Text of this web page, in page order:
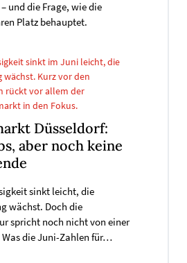
und die Frage, wie die
Platz behauptet.
sinkt im Juni leicht, die
wächst. Kurz vor den
rückt vor allem der
in den Fokus.
Düsseldorf:
aber noch keine
sinkt leicht, die
wächst. Doch die
spricht noch nicht von einer
Was die Juni-Zahlen für…